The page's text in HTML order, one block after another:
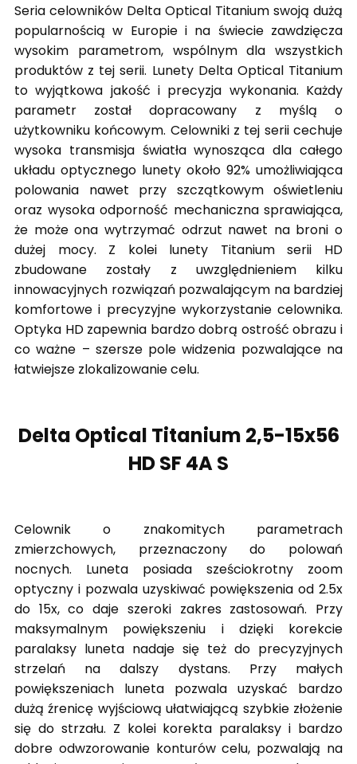
Seria celowników Delta Optical Titanium swoją dużą
popularnością w Europie i na świecie zawdzięcza
wysokim parametrom, wspólnym dla wszystkich
produktów z tej serii. Lunety Delta Optical Titanium
to wyjątkowa jakość i precyzja wykonania. Każdy
parametr został dopracowany z myślą o
użytkowniku końcowym. Celowniki z tej serii cechuje
wysoka transmisja światła wynosząca dla całego
układu optycznego lunety około 92% umożliwiająca
polowania nawet przy szczątkowym oświetleniu
oraz wysoka odporność mechaniczna sprawiająca,
że może ona wytrzymać odrzut nawet na broni o
dużej mocy. Z kolei lunety Titanium serii HD
zbudowane zostały z uwzględnieniem kilku
innowacyjnych rozwiązań pozwalającym na bardziej
komfortowe i precyzyjne wykorzystanie celownika.
Optyka HD zapewnia bardzo dobrą ostrość obrazu i
co ważne – szersze pole widzenia pozwalające na
łatwiejsze zlokalizowanie celu.
Delta Optical Titanium 2,5-15x56
HD SF 4A S
Celownik o znakomitych parametrach
zmierzchowych, przeznaczony do polowań
nocnych. Luneta posiada sześciokrotny zoom
optyczny i pozwala uzyskiwać powiększenia od 2.5x
do 15x, co daje szeroki zakres zastosowań. Przy
maksymalnym powiększeniu i dzięki korekcie
paralaksy luneta nadaje się też do precyzyjnych
strzelań na dalszy dystans. Przy małych
powiększeniach luneta pozwala uzyskać bardzo
dużą źrenicę wyjściową ułatwiającą szybkie złożenie
się do strzału. Z kolei korekta paralaksy i bardzo
dobre odwzorowanie konturów celu, pozwalają na